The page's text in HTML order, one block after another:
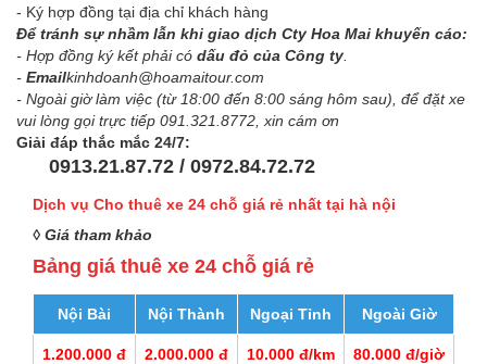
- Ký hợp đồng tại địa chỉ khách hàng
Để tránh sự nhầm lẫn khi giao dịch Cty Hoa Mai khuyến cáo:
- Hợp đồng ký kết phải có dấu đỏ của Công ty
- Emailkinhdoanh@hoamaitour.com
- Ngoài giờ làm việc (từ 18:00 đến 8:00 sáng hôm sau), để đặt xe
vui lòng gọi trực tiếp 091.321.8772, xin cám ơn
Giải đáp thắc mắc 24/7:
0913.21.87.72 / 0972.84.72.72
Dịch vụ Cho thuê xe 24 chỗ giá rẻ nhất tại hà nội
◊ Giá tham khảo
Bảng giá thuê xe 24 chỗ giá rẻ
Nội Bài Nội Thành Ngoại Tỉnh Ngoài Giờ
1.200.000 đ 2.000.000 đ 10.000 đ/km 80.000 đ/giờ